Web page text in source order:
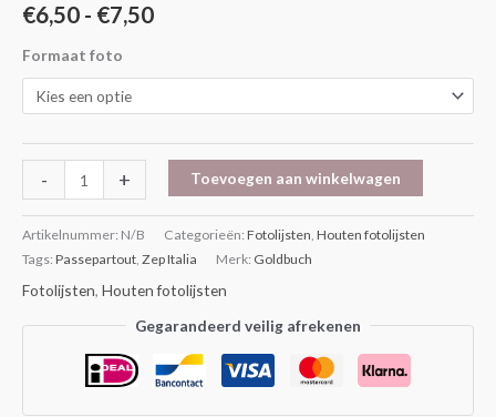
€6,50 - €7,50
Formaat foto
- + Toevoegen aan winkelwagen
Artikelnummer: N/B Categorieën: Fotolijsten Houten fotolijsten
Tags: Passepartout Zep Italia Merk: Goldbuch
Fotolijsten, Houten fotolijsten
Gegarandeerd veilig afrekenen